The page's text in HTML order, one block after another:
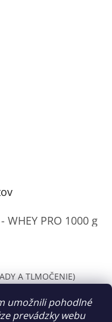
umožnili pohodlné
prevádzky webu
WHEY PRO 1000 g
5 hviezdičiek.
A TLMOČENIE)